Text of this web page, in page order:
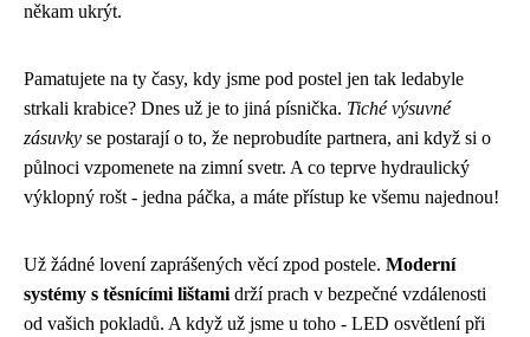
někam ukrýt.
Pamatujete na ty časy, kdy jsme pod postel jen tak ledabyle
strkali krabice? Dnes už je to jiná písnička. Tiché výsuvné
zásuvky se postarají o to, že neprobudíte partnera, ani když si o
půlnoci vzpomenete na zimní svetr. A co teprve hydraulický
výklopný rošt - jedna páčka, a máte přístup ke všemu najednou!
Už žádné lovení zaprášených věcí zpod postele. Moderní
systémy s těsnícími lištami drží prach v bezpečné vzdálenosti
od vašich pokladů. A když už jsme u toho - LED osvětlení při